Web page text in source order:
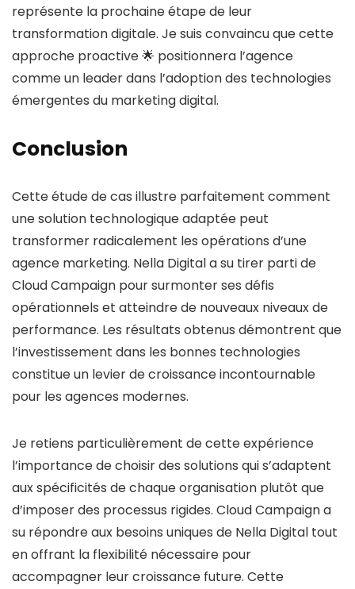
représente la prochaine étape de leur
transformation digitale. Je suis convaincu que cette
approche proactive 🌟 positionnera l’agence
comme un leader dans l’adoption des technologies
émergentes du marketing digital.
Conclusion
Cette étude de cas illustre parfaitement comment
une solution technologique adaptée peut
transformer radicalement les opérations d’une
agence marketing. Nella Digital a su tirer parti de
Cloud Campaign pour surmonter ses défis
opérationnels et atteindre de nouveaux niveaux de
performance. Les résultats obtenus démontrent que
l’investissement dans les bonnes technologies
constitue un levier de croissance incontournable
pour les agences modernes.
Je retiens particulièrement de cette expérience
l’importance de choisir des solutions qui s’adaptent
aux spécificités de chaque organisation plutôt que
d’imposer des processus rigides. Cloud Campaign a
su répondre aux besoins uniques de Nella Digital tout
en offrant la flexibilité nécessaire pour
accompagner leur croissance future. Cette